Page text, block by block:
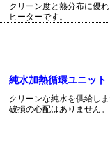
クリーン度と熱分布に優
ヒーターです。
純水加熱循環ユニット
クリーンな純水を供給し
破損の心配はありません。